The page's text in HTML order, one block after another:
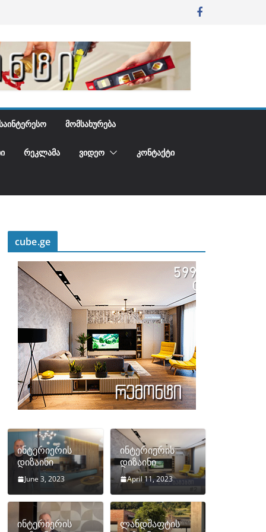
ᲡᲐᲘᲜᲢᲔᲠᲔᲡᲝ ᲛᲝᲛᲡᲐᲮᲣᲠᲔᲑᲐ
ᲠᲔᲙᲚᲐᲛᲐ ᲕᲘᲓᲔᲝ ᲙᲝᲜᲢᲐᲥᲢᲘ
cube.ge
ინტერიერის
დიზაინი
June 3, 2023
ინტერიერის
დიზაინი
April 11, 2023
ინტერიერის
ლანდშაფტის